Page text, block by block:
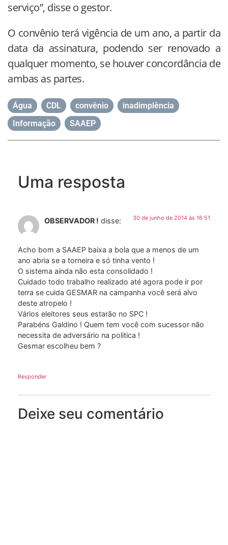
serviço”, disse o gestor.
O convênio terá vigência de um ano, a partir da
data da assinatura, podendo ser renovado a
qualquer momento, se houver concordância de
ambas as partes.
Água CDL convênio inadimplência
Informação
SAAEP
Uma resposta
OBSERVADOR ! disse: 30 de junho de 2014 às 16:51
Acho bom a SAAEP baixa a bola que a menos de um
ano abria se a torneira e só tinha vento !
O sistema ainda não esta consolidado !
Cuidado todo trabalho realizado até agora pode ir por
terra se cuida GESMAR na campanha você será alvo
deste atropelo !
Vários eleitores seus estarão no SPC !
Parabéns Galdino ! Quem tem você com sucessor não
necessita de adversário na politica !
Gesmar escolheu bem ?
Responder
Deixe seu comentário